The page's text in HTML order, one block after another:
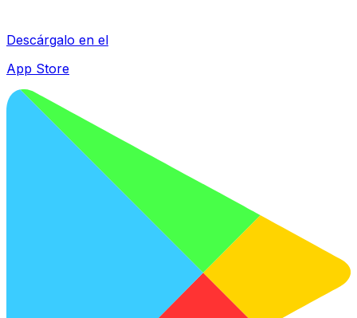
Descárgalo en el
App Store